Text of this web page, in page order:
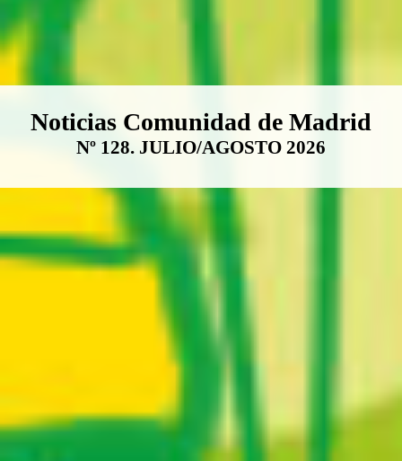
Boletín Noticias Comunidad de
Noticias Comunidad de Madrid
Nº 128. JULIO/AGOSTO 2026